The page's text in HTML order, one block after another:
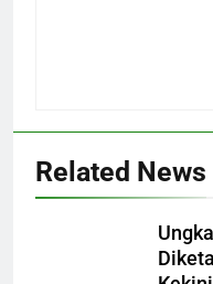
Related News